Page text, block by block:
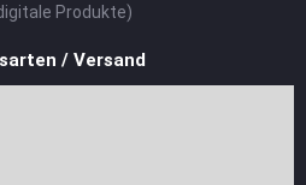
Produkte)
/ Versand